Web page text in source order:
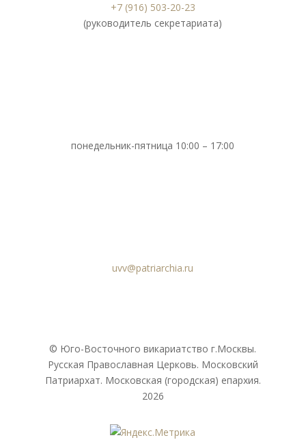
+7 (916) 503-20-23
(руководитель секретариата)
понедельник-пятница 10:00 – 17:00
uvv@patriarchia.ru
© Юго-Восточного викариатствo г.Москвы.
Русская Православная Церковь. Московский
Патриархат. Московская (городская) епархия.
2026